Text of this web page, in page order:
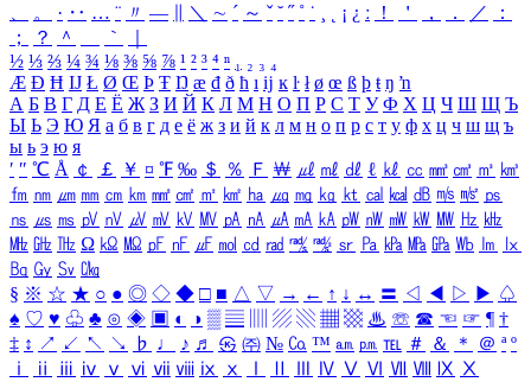
、
。 · ‥ … ¨ 〃 ― ＼ ∼ ´ ～ ˇ ˘ ˝ ˚ ˙ ¸ ¡ ¿ ː ！ ＇ ， ． ／
：
；
？ ＾ ｀
½ ⅓ ⅔ ¼ ¾ ⅛ ⅜ ⅝ ⅞ ¹ ² ³ ⁴ ⁿ ₁ ₂ ₃ ₄
Æ Ð Ħ Ĳ Ł Ø Œ Þ Ŧ Ŋ æ đ ð ħ ı ĳ ĸ ŀ ł ø œ ß þ ŧ ŋ ŉ
А Б В Г Д Е Ё Ж З И Й К Л М Н О П Р С Т У Ф Х Ц Ч Ш Щ Ъ
Ы Ь Э Ю Я а б в г д е ё ж з и й к л м н о п р с т у ф х ц ч ш щ ъ
ы ь э ю я
′ ″ ℃ Å ￠ ￡ ￥ ¤ ℉ ‰ ＄ ％ Ｆ ￦ ㎕ ㎖ ㎗ ℓ ㎘ ㏄ ㎣ ㎤ ㎥ ㎦
㎙ ㎚ ㎛ ㎜ ㎝ ㎞ ㎟ ㎠ ㎡ ㎢ ㏊ ㎍ ㎎ ㎏ ㏏ ㎈ ㎉ ㏈ ㎧ ㎨ ㎰
㎱ ㎲ ㎳ ㎴ ㎵ ㎶ ㎷ ㎸ ㎹ ㎀ ㎁ ㎂ ㎃ ㎄ ㎺ ㎻ ㎽ ㎾ ㎿ ㎐ ㎑
㎒ ㎓ ㎔ Ω ㏀ ㏁ ㎊ ㎋ ㎌ ㏖ ㏅ ㎭ ㎮ ㎯ ㏛ ㎩ ㎪ ㎫ ㎬ ㏝ ㏐
㏓
㏃ ㏉ ㏜ ㏆
§ ※ ☆ ★ ○ ● ◎ ◇ ◆ □ ■ △ ▽ → ← ↑ ↓ ↔ 〓 ◁ ◀ ▷ ▶ ♤
♠ ♡ ♥ ♧ ♣ ⊙ ◈ ▣ ◐ ◑ ▒ ▤ ▨ ▧ ▦ ▩ ♨ ☏ ☎ ☜ ☞ ¶ †
‡ ↕ ↗ ↙ ↖ ↘ ♭ ♩ ♪ ♬ ㉿ ㈜ № ㏇ ™ ㏂ ㏘ ℡ ＃ ＆ ＊ ＠ ª º
ⅰ
ⅱ ⅲ ⅳ ⅴ ⅵ ⅶ ⅷ ⅸ ⅹ Ⅳ Ⅴ Ⅵ Ⅶ Ⅷ Ⅸ Ⅹ